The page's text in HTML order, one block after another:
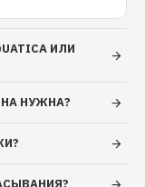
6 м (с
воды)
более 1500 г/м³
ИЛИ
НУЖНА?